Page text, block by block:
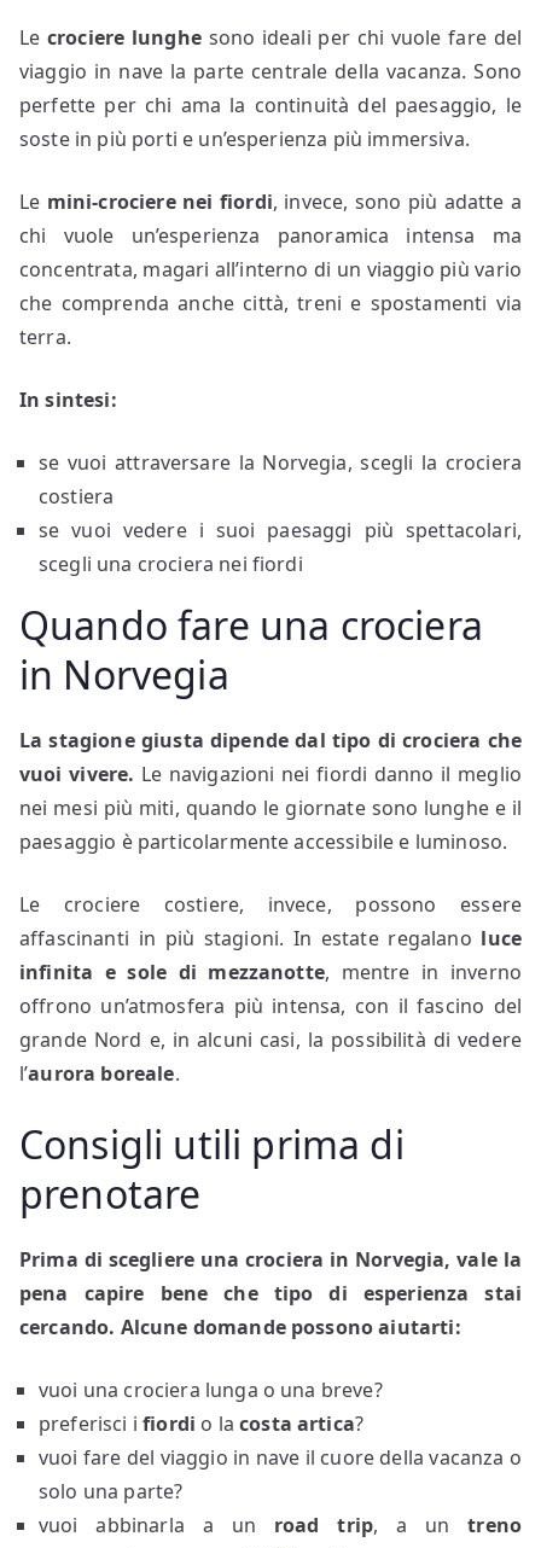
Le crociere lunghesono ideali per chi vuole fare del
viaggio in nave la parte centrale della vacanza. Sono
perfette per chi ama la continuità del paesaggio, le
soste in più porti e un’esperienza più immersiva.
Le mini-crociere nei fiordi, invece, sono più adatte a
chi vuole un’esperienza panoramica intensa ma
concentrata, magari all’interno di un viaggio più vario
che comprenda anche città, treni e spostamenti via
terra.
In sintesi:
se vuoi attraversare la Norvegia, scegli la crociera
costiera
se vuoi vedere i suoi paesaggi più spettacolari,
scegli una crociera nei fiordi
Quando fare una crociera
in Norvegia
La stagione giusta dipende dal tipo di crociera che
vuoi vivere. Le navigazioni nei fiordi danno il meglio
nei mesi più miti, quando le giornate sono lunghe e il
paesaggio è particolarmente accessibile e luminoso.
Le crociere costiere, invece, possono essere
affascinanti in più stagioni. In estate regalano luce
infinita e sole di mezzanotte, mentre in inverno
offrono un’atmosfera più intensa, con il fascino del
grande Nord e, in alcuni casi, la possibilità di vedere
l’aurora boreale.
Consigli utili prima di
prenotare
Prima di scegliere una crociera in Norvegia, vale la
pena capire bene che tipo di esperienza stai
cercando. Alcune domande possono aiutarti:
vuoi una crociera lunga o una breve?
preferisci ifiordi o lacosta artica?
vuoi fare del viaggio in nave il cuore della vacanza o
solo una parte?
vuoi abbinarla a un road trip, a untreno